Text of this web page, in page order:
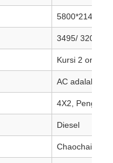
3495/ 3200 kg
Kursi 2 orang
AC adalah
4X2,
Diesel
Chaochai